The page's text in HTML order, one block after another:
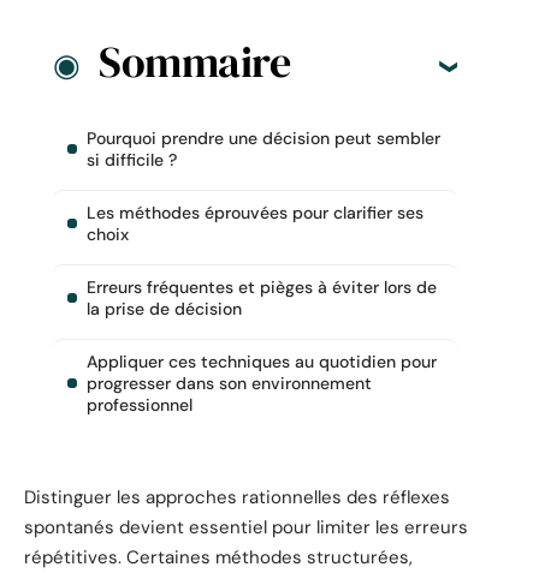
Sommaire
Pourquoi prendre une décision peut sembler
si difficile ?
Les méthodes éprouvées pour clarifier ses
choix
Erreurs fréquentes et pièges à éviter lors de
la prise de décision
Appliquer ces techniques au quotidien pour
progresser dans son environnement
professionnel
Distinguer les approches rationnelles des réflexes
spontanés devient essentiel pour limiter les erreurs
répétitives. Certaines méthodes structurées,